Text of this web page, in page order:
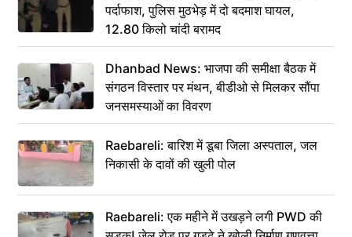
पर्दाफाश, पुलिस मुठभेड़ में दो बदमाश घायल,
12.80 किलो चांदी बरामद
Dhanbad News: भाजपा की समीक्षा बैठक में
संगठन विस्तार पर मंथन, बीडीओ से मिलकर सौंपा
जनसमस्याओं का विवरण
Raebareli: बारिश में डूबा जिला अस्पताल, जल
निकासी के दावों की खुली पोल
Raebareli: एक महीने में उखड़ने लगी PWD की